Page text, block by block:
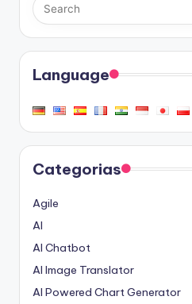
Language
Categorias
Agile
AI
AI Chatbot
AI Image Translator
AI Powered Chart Generator